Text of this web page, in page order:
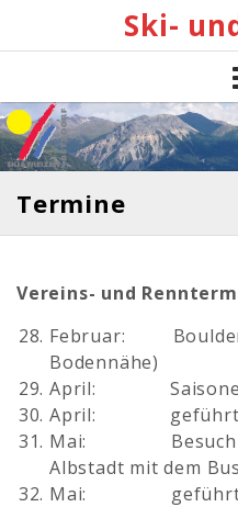
Ski-
Termine
Vereins- und
Februar:
Bodennähe)
April:
April: geführte
Mai: Besuch
Albstadt mit dem Bus
Mai: geführte